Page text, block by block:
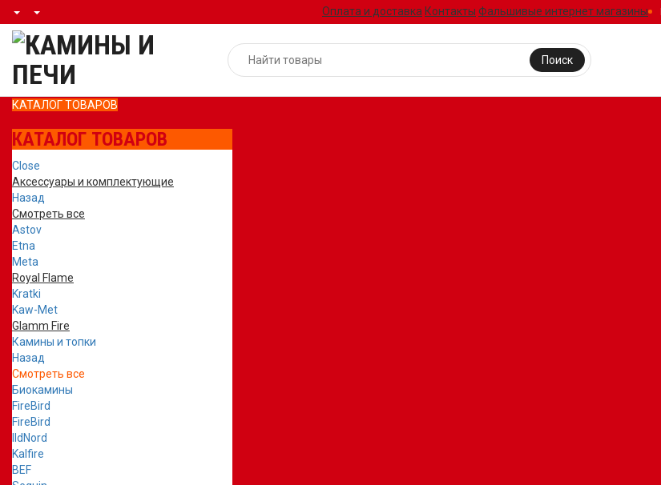
Оплата и доставка Контакты Фальшивые интернет магазины
Поиск
КАТАЛОГ ТОВАРОВ
КАТАЛОГ ТОВАРОВ
Close
Аксессуары и комплектующие
Назад
Смотреть все
Astov
Etna
Meta
Royal Flame
Kratki
Kaw-Met
Glamm Fire
Камины и топки
Назад
Смотреть все
Биокамины
FireBird
FireBird
IldNord
Kalfire
BEF